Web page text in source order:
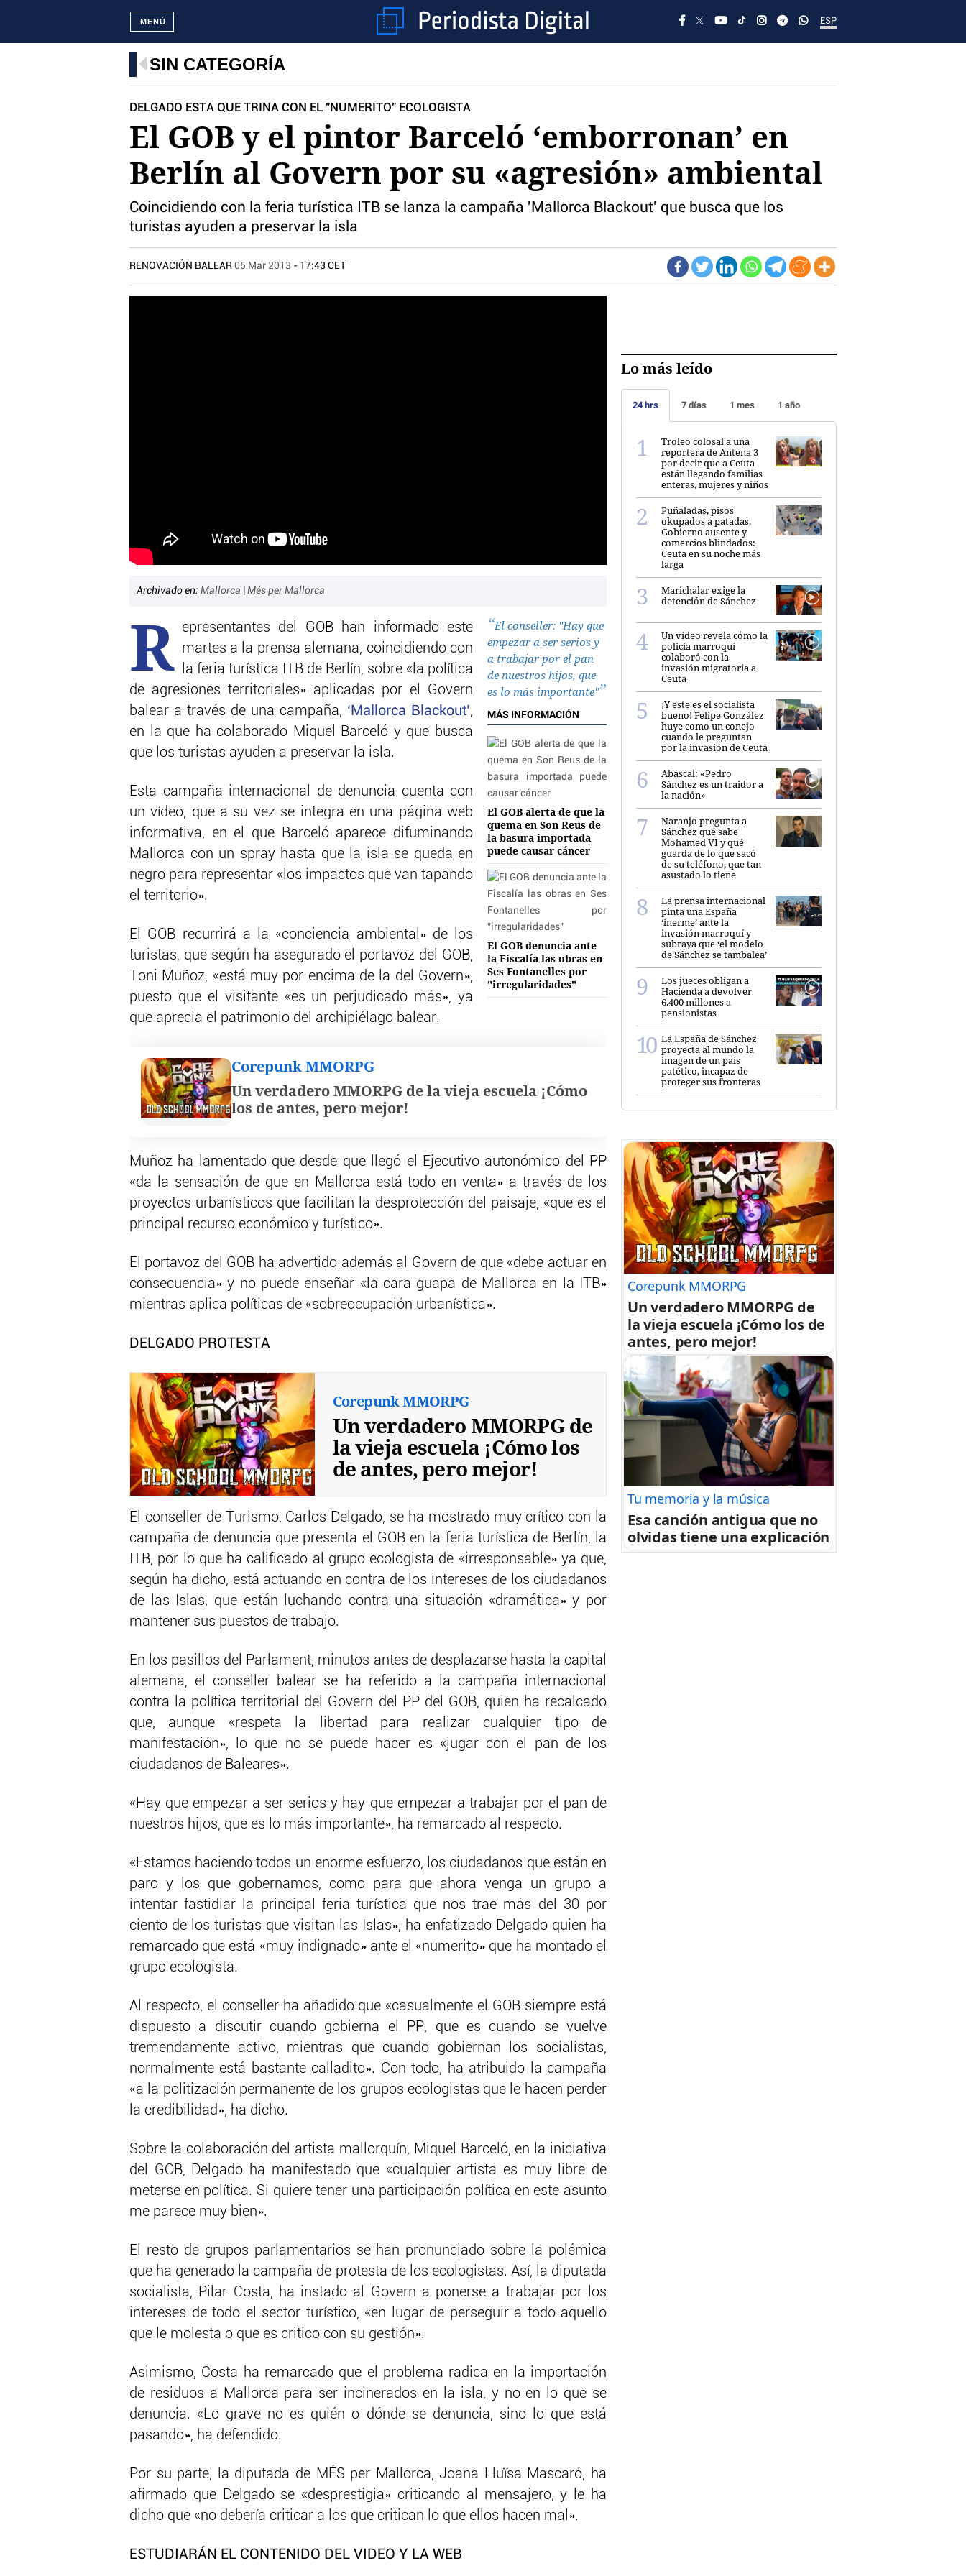
ESP
MENÚ
SIN CATEGORÍA
DELGADO ESTÁ QUE TRINA CON EL "NUMERITO" ECOLOGISTA
El GOB y el pintor Barceló ‘emborronan’ en
Berlín al Govern por su «agresión» ambiental
Coincidiendo con la feria turística ITB se lanza la campaña 'Mallorca Blackout' que busca que los
turistas ayuden a preservar la isla
RENOVACIÓN BALEAR 05 Mar 2013 - 17:43 CET
Archivado en: Mallorca Més per Mallorca
El conseller: "Hay que
empezar a ser serios y
a trabajar por el pan
de nuestros hijos, que
es lo más importante"
MÁS INFORMACIÓN
El GOB alerta de que la
quema en Son Reus de
la basura importada
puede causar cáncer
El GOB denuncia ante
la Fiscalía las obras en
Ses Fontanelles por
"irregularidades"
R epresentantes del GOB han informado este
martes a la prensa alemana, coincidiendo con
la feria turística ITB de Berlín, sobre «la política
de agresiones territoriales» aplicadas por el Govern
balear a través de una campaña, ‘Mallorca Blackout’
en la que ha colaborado Miquel Barceló y que busca
que los turistas ayuden a preservar la isla.
Esta campaña internacional de denuncia cuenta con
un vídeo, que a su vez se integra en una página web
informativa, en el que Barceló aparece difuminando
Mallorca con un spray hasta que la isla se queda en
negro para representar «los impactos que van tapando
el territorio».
El GOB recurrirá a la «conciencia ambiental» de los
turistas, que según ha asegurado el portavoz del GOB,
Toni Muñoz, «está muy por encima de la del Govern»,
puesto que el visitante «es un perjudicado más», ya
que aprecia el patrimonio del archipiélago balear.
Corepunk MMORPG
Un verdadero MMORPG de la vieja escuela ¡Cómo
los de antes, pero mejor!
Muñoz ha lamentado que desde que llegó el Ejecutivo autonómico del PP
«da la sensación de que en Mallorca está todo en venta» a través de los
proyectos urbanísticos que facilitan la desprotección del paisaje, «que es el
principal recurso económico y turístico».
El portavoz del GOB ha advertido además al Govern de que «debe actuar en
consecuencia» y no puede enseñar «la cara guapa de Mallorca en la ITB»
mientras aplica políticas de «sobreocupación urbanística».
DELGADO PROTESTA
Corepunk MMORPG
Un verdadero MMORPG de
la vieja escuela ¡Cómo los
de antes, pero mejor!
El conseller de Turismo, Carlos Delgado, se ha mostrado muy crítico con la
campaña de denuncia que presenta el GOB en la feria turística de Berlín, la
ITB, por lo que ha calificado al grupo ecologista de «irresponsable» ya que,
según ha dicho, está actuando en contra de los intereses de los ciudadanos
de las Islas, que están luchando contra una situación «dramática» y por
mantener sus puestos de trabajo.
En los pasillos del Parlament, minutos antes de desplazarse hasta la capital
alemana, el conseller balear se ha referido a la campaña internacional
contra la política territorial del Govern del PP del GOB, quien ha recalcado
que, aunque «respeta la libertad para realizar cualquier tipo de
manifestación», lo que no se puede hacer es «jugar con el pan de los
ciudadanos de Baleares».
«Hay que empezar a ser serios y hay que empezar a trabajar por el pan de
nuestros hijos, que es lo más importante», ha remarcado al respecto.
«Estamos haciendo todos un enorme esfuerzo, los ciudadanos que están en
paro y los que gobernamos, como para que ahora venga un grupo a
intentar fastidiar la principal feria turística que nos trae más del 30 por
ciento de los turistas que visitan las Islas», ha enfatizado Delgado quien ha
remarcado que está «muy indignado» ante el «numerito» que ha montado el
grupo ecologista.
Al respecto, el conseller ha añadido que «casualmente el GOB siempre está
dispuesto a discutir cuando gobierna el PP, que es cuando se vuelve
tremendamente activo, mientras que cuando gobiernan los socialistas,
normalmente está bastante calladito». Con todo, ha atribuido la campaña
«a la politización permanente de los grupos ecologistas que le hacen perder
la credibilidad», ha dicho.
Sobre la colaboración del artista mallorquín, Miquel Barceló, en la iniciativa
del GOB, Delgado ha manifestado que «cualquier artista es muy libre de
meterse en política. Si quiere tener una participación política en este asunto
me parece muy bien».
El resto de grupos parlamentarios se han pronunciado sobre la polémica
que ha generado la campaña de protesta de los ecologistas. Así, la diputada
socialista, Pilar Costa, ha instado al Govern a ponerse a trabajar por los
intereses de todo el sector turístico, «en lugar de perseguir a todo aquello
que le molesta o que es critico con su gestión».
Asimismo, Costa ha remarcado que el problema radica en la importación
de residuos a Mallorca para ser incinerados en la isla, y no en lo que se
denuncia. «Lo grave no es quién o dónde se denuncia, sino lo que está
pasando», ha defendido.
Por su parte, la diputada de MÉS per Mallorca, Joana Lluïsa Mascaró, ha
afirmado que Delgado se «desprestigia» criticando al mensajero, y le ha
dicho que «no debería criticar a los que critican lo que ellos hacen mal».
ESTUDIARÁN EL CONTENIDO DEL VIDEO Y LA WEB
Lo más leído
24 hrs 7 días 1 mes 1 año
Troleo colosal a una
reportera de Antena 3
por decir que a Ceuta
están llegando familias
enteras, mujeres y niños
Puñaladas, pisos
okupados a patadas,
Gobierno ausente y
comercios blindados:
Ceuta en su noche más
larga
Marichalar exige la
detención de Sánchez
Un vídeo revela cómo la
policía marroquí
colaboró con la
invasión migratoria a
Ceuta
¡Y este es el socialista
bueno! Felipe González
huye como un conejo
cuando le preguntan
por la invasión de Ceuta
Abascal: «Pedro
Sánchez es un traidor a
la nación»
Naranjo pregunta a
Sánchez qué sabe
Mohamed VI y qué
guarda de lo que sacó
de su teléfono, que tan
asustado lo tiene
La prensa internacional
pinta una España
‘inerme’ ante la
invasión marroquí y
subraya que ‘el modelo
de Sánchez se tambalea’
Los jueces obligan a
Hacienda a devolver
6.400 millones a
pensionistas
La España de Sánchez
proyecta al mundo la
imagen de un país
patético, incapaz de
proteger sus fronteras
Corepunk MMORPG
Un verdadero MMORPG de
la vieja escuela ¡Cómo los de
antes, pero mejor!
Tu memoria y la música
Esa canción antigua que no
olvidas tiene una explicación